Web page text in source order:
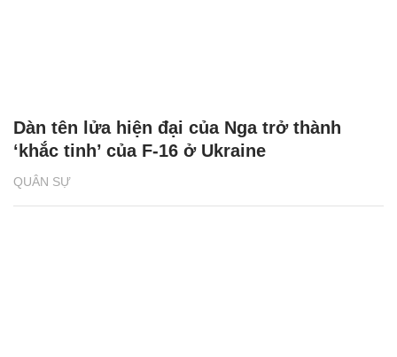
QUÂN SỰ
Dàn tên lửa hiện đại của Nga trở thành
‘khắc tinh’ của F-16 ở Ukraine